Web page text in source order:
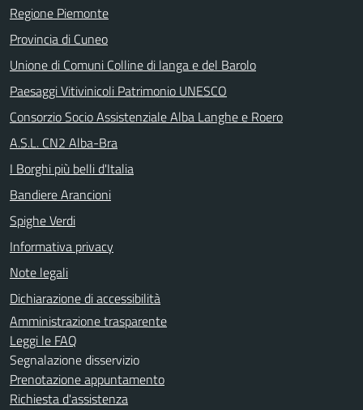
Regione Piemonte
Provincia di Cuneo
Unione di Comuni Colline di langa e del Barolo
Paesaggi Vitivinicoli Patrimonio UNESCO
Consorzio Socio Assistenziale Alba Langhe e Roero
A.S.L. CN2 Alba-Bra
I Borghi più belli d'Italia
Bandiere Arancioni
Spighe Verdi
Informativa privacy
Note legali
Dichiarazione di accessibilità
Amministrazione trasparente
Leggi le FAQ
Segnalazione disservizio
Prenotazione appuntamento
Richiesta d'assistenza